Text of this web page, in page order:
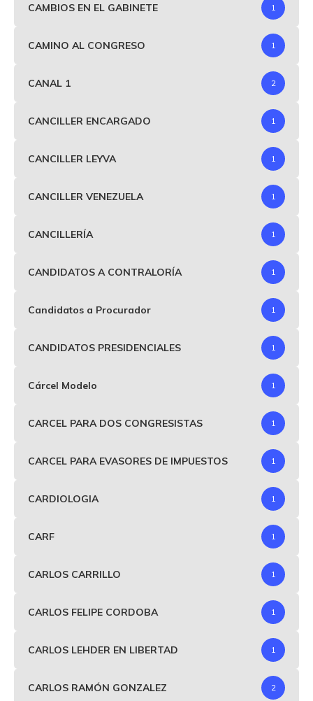
CAMBIOS EN EL GABINETE 1
CAMINO AL CONGRESO 1
CANAL 1 2
CANCILLER ENCARGADO 1
CANCILLER LEYVA 1
CANCILLER VENEZUELA 1
CANCILLERÍA 1
CANDIDATOS A CONTRALORÍA 1
Candidatos a Procurador 1
CANDIDATOS PRESIDENCIALES 1
Cárcel Modelo 1
CARCEL PARA DOS CONGRESISTAS 1
CARCEL PARA EVASORES DE IMPUESTOS 1
CARDIOLOGIA 1
CARF 1
CARLOS CARRILLO 1
CARLOS FELIPE CORDOBA 1
CARLOS LEHDER EN LIBERTAD 1
CARLOS RAMÓN GONZALEZ 2